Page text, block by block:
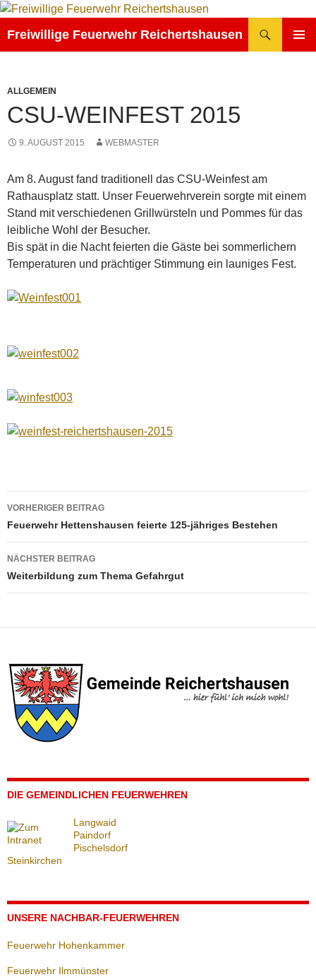
Zum
springen
Freiwillige Feuerwehr Reichertshausen
ALLGEMEIN
CSU-WEINFEST 2015
9. AUGUST 2015 WEBMASTER
Am 8. August fand traditionell das CSU-Weinfest am
Rathausplatz statt. Unser Feuerwehrverein sorgte mit einem
Stand mit verschiedenen Grillwürsteln und Pommes für das
leibliche Wohl der Besucher.
Bis spät in die Nacht feierten die Gäste bei sommerlichern
Temperaturen und prächtiger Stimmung ein launiges Fest.
Beitragsnavigation
VORHERIGER BEITRAG
Feuerwehr Hettenshausen feierte 125-jähriges Bestehen
NÄCHSTER BEITRAG
Weiterbildung zum Thema Gefahrgut
DIE GEMEINDLICHEN FEUERWEHREN
Langwaid
Paindorf
Pischelsdorf
Steinkirchen
UNSERE NACHBAR-FEUERWEHREN
Feuerwehr Hohenkammer
Feuerwehr Ilmmünster